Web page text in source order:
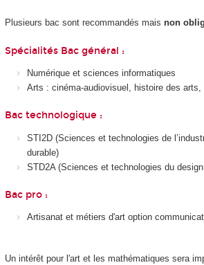
Plusieurs bac sont recommandés mais non
Spécialités Bac général :
Numérique et sciences informatiques
Arts : cinéma-audiovisuel, histoire des arts,
Bac technologique :
STI2D (Sciences et technologies de
durable)
STD2A (Sciences et technologies du
Bac pro :
Artisanat et métiers d'art option
Un intérêt pour l'art et les mathématiques sera